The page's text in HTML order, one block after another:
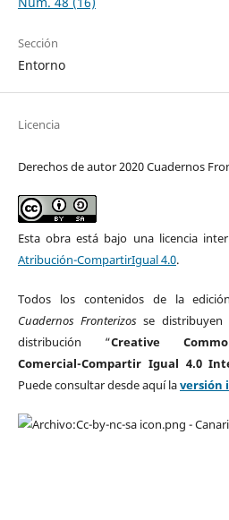
Sección
Entorno
Licencia
Derechos de autor 2020 Cuadernos
Esta obra está bajo una licencia
Atribución-CompartirIgual 4.0.
Todos los contenidos de la
Cuadernos Fronterizos se
distribución “Creative
Comercial-Compartir Igual 4.0
Puede consultar desde aquí laversión